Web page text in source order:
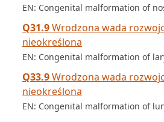
EN: Congenital malformation of
Q31.9Wrodzona wada
nieokreślona
EN: Congenital malformation of
Q33.9Wrodzona wada
nieokreślona
EN: Congenital malformation of